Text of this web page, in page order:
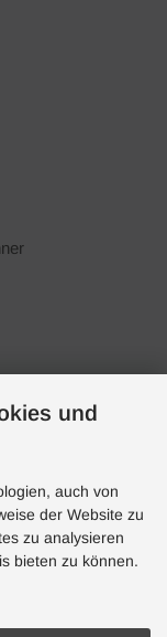
und
auch von
der Website zu
zu analysieren
bieten zu können.